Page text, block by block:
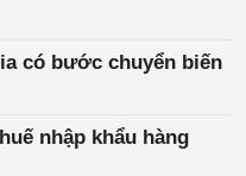
có bước chuyển biến
nhập khẩu hàng